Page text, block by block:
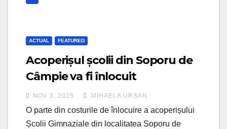
ACTUAL FEATURED
Acoperișul școlii din Soporu de
Câmpie va fi înlocuit
NOV 3, 2025 MIHAELA URSAN
O parte din costurile de înlocuire a acoperișului
Școlii Gimnaziale din localitatea Soporu de